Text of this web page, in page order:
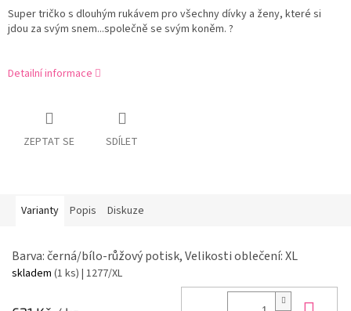
Super tričko s dlouhým rukávem pro všechny dívky a ženy, které si
jdou za svým snem...společně se svým koněm. ?
Detailní informace
ZEPTAT SE SDÍLET
Varianty Popis Diskuze
Barva: černá/bílo-růžový potisk, Velikosti oblečení: XL
skladem (1 ks) | 1277/XL